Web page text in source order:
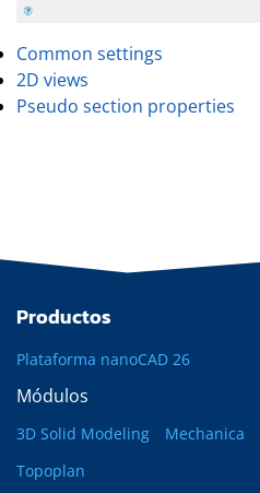
Common settings
2D views
Pseudo section properties
Productos
Plataforma nanoCAD 26
Módulos
3D Solid Modeling Mechanica
Topoplan